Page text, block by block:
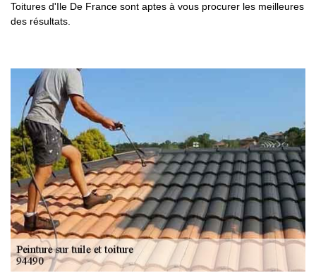
Toitures d'Ile De France sont aptes à vous procurer les meilleures
des résultats.